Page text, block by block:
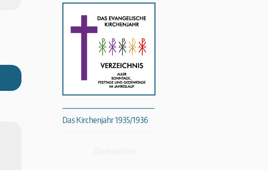
Das Kirchenjahr 1935/1936